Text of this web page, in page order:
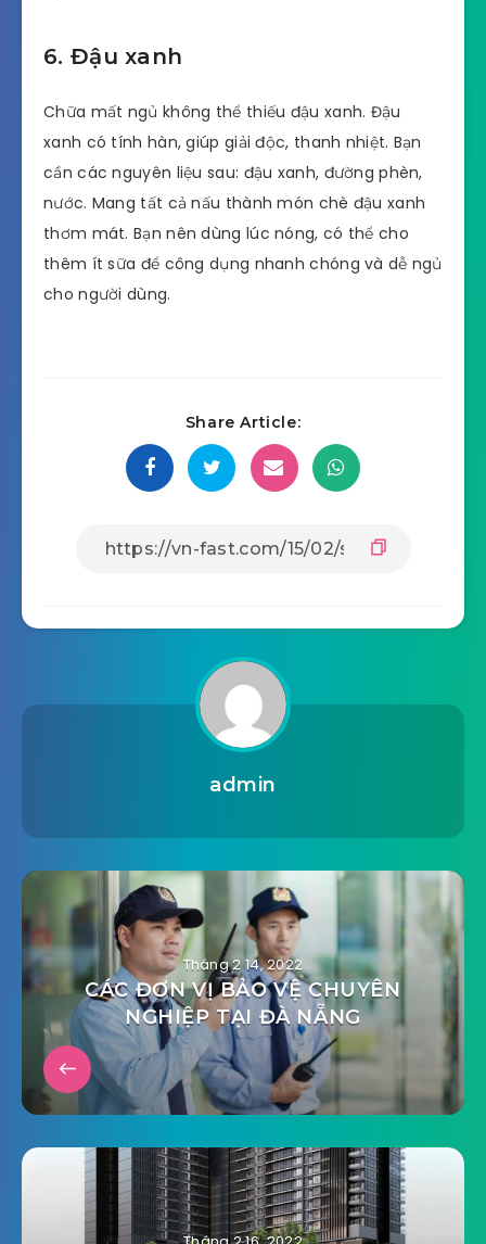
6. Đậu xanh
Chữa mất ngủ không thể thiếu đậu xanh. Đậu
xanh có tính hàn, giúp giải độc, thanh nhiệt. Bạn
cần các nguyên liệu sau: đậu xanh, đường phèn,
nước. Mang tất cả nấu thành món chè đậu xanh
thơm mát. Bạn nên dùng lúc nóng, có thể cho
thêm ít sữa để công dụng nhanh chóng và dễ ngủ
cho người dùng.
Share Article:
admin
Tháng 2 14, 2022
CÁC ĐƠN VỊ BẢO VỆ CHUYÊN
NGHIỆP TẠI ĐÀ NẴNG